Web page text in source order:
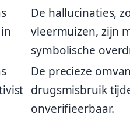
De hallucinaties,
vleermuizen, zijn
symbolische
De precieze
drugsmisbruik
onverifieerbaar.